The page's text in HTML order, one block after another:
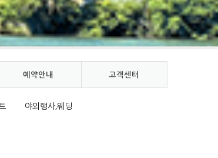
예약안내 고객센터
야외행사,웨딩